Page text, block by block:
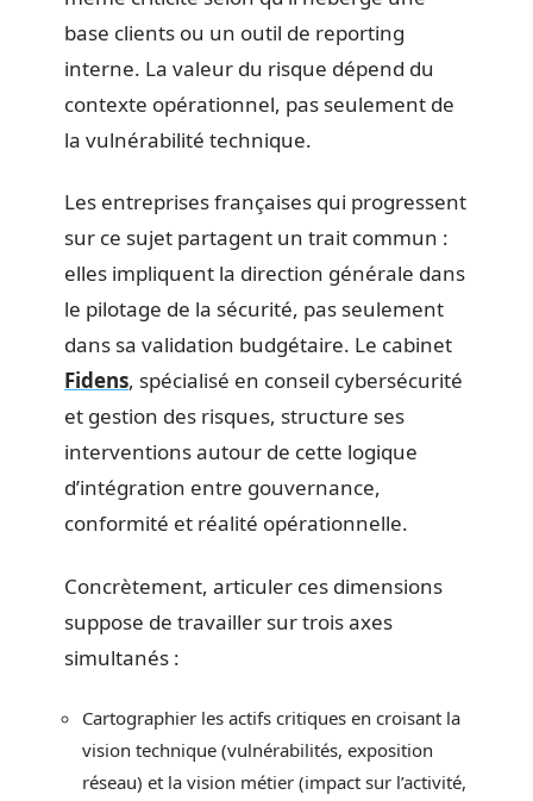
base clients ou un outil de reporting
interne. La valeur du risque dépend du
contexte opérationnel, pas seulement de
la vulnérabilité technique.
Les entreprises françaises qui progressent
sur ce sujet partagent un trait commun :
elles impliquent la direction générale dans
le pilotage de la sécurité, pas seulement
dans sa validation budgétaire. Le cabinet
Fidens, spécialisé en conseil cybersécurité
et gestion des risques, structure ses
interventions autour de cette logique
d’intégration entre gouvernance,
conformité et réalité opérationnelle.
Concrètement, articuler ces dimensions
suppose de travailler sur trois axes
simultanés :
Cartographier les actifs critiques en croisant la
vision technique (vulnérabilités, exposition
réseau) et la vision métier (impact sur l’activité,